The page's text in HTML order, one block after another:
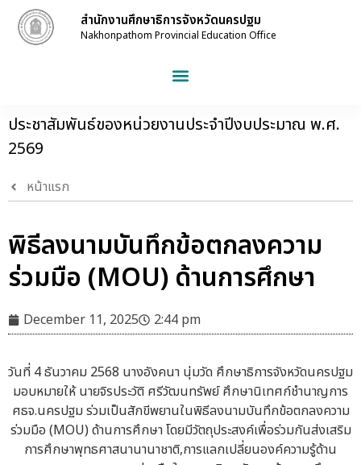
สำนักงานศึกษาธิการจังหวัดนครปฐม
Nakhonpathom Provincial Education Office
ประชาสัมพันธ์ของหน่วยงานประจำปีงบประมาณ พ.ศ.
2569
หน้าแรก
พิธีลงนามบันทึกข้อตกลงความ
ร่วมมือ (MOU) ด้านการศึกษา
December 11, 2025 2:44 pm
วันที่ 4 ธันวาคม 2568 นางอังคนา นุ่มวัด ศึกษาธิการจังหวัดนครปฐม
มอบหมายให้ นายจิรประวัติ ศรีวัฒนทรัพย์ ศึกษานิเทศก์ชำนาญการ
ศธจ.นครปฐม ร่วมเป็นสักขีพยานในพิธีลงนามบันทึกข้อตกลงความ
ร่วมมือ (MOU) ด้านการศึกษา โดยมีวัตถุประสงค์เพื่อร่วมกันส่งเสริม
การศึกษาพุทธศาสนานานาชาติ,การแลกเปลี่ยนองค์ความรู้ด้าน